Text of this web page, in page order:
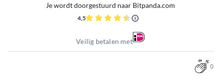
Je wordt doorgestuurd naar Bitpanda.com
4,5
Veilig betalen met
0